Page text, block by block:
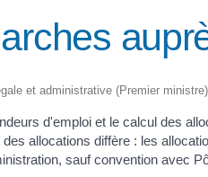
et administrative (Premier ministre)
d'emploi et le calcul des
allocations diffère : les
sauf convention avec